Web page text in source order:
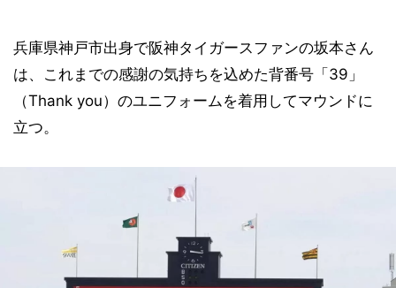
兵庫県神戸市出身で阪神タイガースファンの坂本さん
は、これまでの感謝の気持ちを込めた背番号「39」
（Thank you）のユニフォームを着用してマウンドに
立つ。